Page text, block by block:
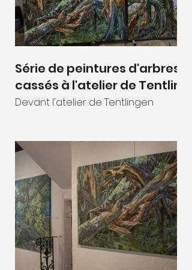
Série de peintures d'arbres
cassés à l'atelier de
Devant l'atelier de Tentlingen